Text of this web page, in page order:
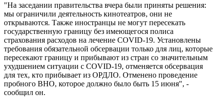
"На заседании правительства вчера были приняты решения:
мы ограничили деятельность кинотеатров, они не
открываются. Также иностранцы не могут пересекать
государственную границу без имеющегося полиса
страхования расходов на лечение COVID-19. Установлены
требования обязательной обсервации только для лиц, которые
пересекают границу и прибывают из стран со значительным
ухудшением ситуации с COVID-19, отменяется обсервация
для тех, кто прибывает из ОРДЛО. Отменено проведение
пробного ВНО, которое должно было быть 15 июня", -
сообщил он.